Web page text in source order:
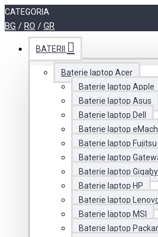
CATEGORIA
BG / RO / GR
BATERII
Baterie laptop Acer
Baterie laptop Apple
Baterie laptop Asus
Baterie laptop Dell
Baterie laptop
Baterie laptop
Baterie laptop
Baterie laptop
Baterie laptop HP
Baterie laptop
Baterie laptop MSI
Baterie laptop